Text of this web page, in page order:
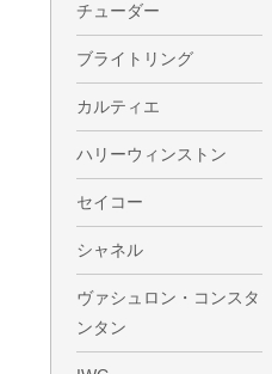
チューダー
ブライトリング
カルティエ
ハリーウィンストン
セイコー
シャネル
ヴァシュロン・コンスタ
ンタン